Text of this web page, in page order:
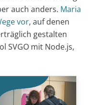
auch anders. Maria
vor, auf denen
gestalten
SVGO mit Node.js,